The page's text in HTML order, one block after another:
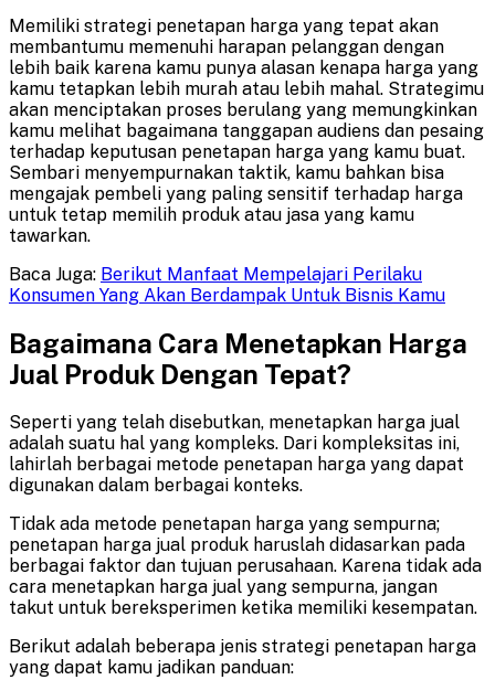
Memiliki strategi penetapan harga yang tepat akan
membantumu memenuhi harapan pelanggan dengan
lebih baik karena kamu punya alasan kenapa harga yang
kamu tetapkan lebih murah atau lebih mahal. Strategimu
akan menciptakan proses berulang yang memungkinkan
kamu melihat bagaimana tanggapan audiens dan pesaing
terhadap keputusan penetapan harga yang kamu buat.
Sembari menyempurnakan taktik, kamu bahkan bisa
mengajak pembeli yang paling sensitif terhadap harga
untuk tetap memilih produk atau jasa yang kamu
tawarkan.
Baca Juga: Berikut Manfaat Mempelajari Perilaku
Konsumen Yang Akan Berdampak Untuk Bisnis Kamu
Bagaimana Cara Menetapkan Harga
Jual Produk Dengan Tepat?
Seperti yang telah disebutkan, menetapkan harga jual
adalah suatu hal yang kompleks. Dari kompleksitas ini,
lahirlah berbagai metode penetapan harga yang dapat
digunakan dalam berbagai konteks.
Tidak ada metode penetapan harga yang sempurna;
penetapan harga jual produk haruslah didasarkan pada
berbagai faktor dan tujuan perusahaan. Karena tidak ada
cara menetapkan harga jual yang sempurna, jangan
takut untuk bereksperimen ketika memiliki kesempatan.
Berikut adalah beberapa jenis strategi penetapan harga
yang dapat kamu jadikan panduan: